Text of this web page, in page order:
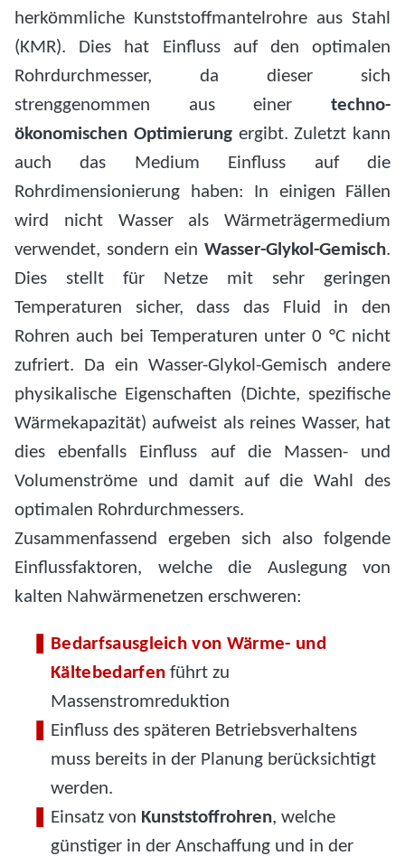
herkömmliche Kunststoffmantelrohre aus Stahl
(KMR). Dies hat Einfluss auf den optimalen
Rohrdurchmesser, da dieser sich
strenggenommen aus einer techno-
ökonomischen Optimierungergibt. Zuletzt kann
auch das Medium Einfluss auf die
Rohrdimensionierung haben: In einigen Fällen
wird nicht Wasser als Wärmeträgermedium
verwendet, sondern ein Wasser-Glykol-Gemisch.
Dies stellt für Netze mit sehr geringen
Temperaturen sicher, dass das Fluid in den
Rohren auch bei Temperaturen unter 0 °C nicht
zufriert. Da ein Wasser-Glykol-Gemisch andere
physikalische Eigenschaften (Dichte, spezifische
Wärmekapazität) aufweist als reines Wasser, hat
dies ebenfalls Einfluss auf die Massen- und
Volumenströme und damit auf die Wahl des
optimalen Rohrdurchmessers.
Zusammenfassend ergeben sich also folgende
Einflussfaktoren, welche die Auslegung von
kalten Nahwärmenetzen erschweren:
Bedarfsausgleich von Wärme- und
Kältebedarfen führt zu
Massenstromreduktion
Einfluss des späteren Betriebsverhaltens
muss bereits in der Planung berücksichtigt
werden.
Einsatz von Kunststoffrohren, welche
günstiger in der Anschaffung und in der